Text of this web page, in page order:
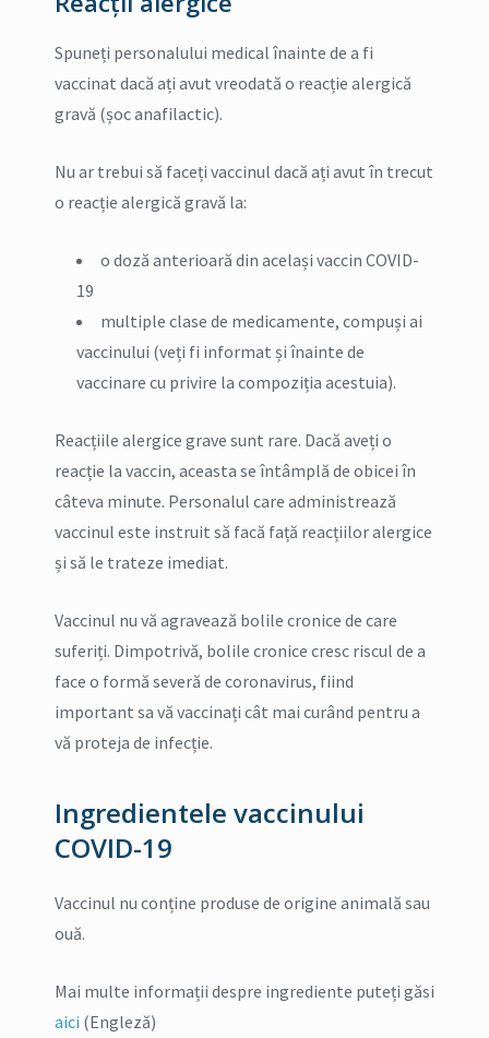
Spuneți personalului medical înainte de a fi
vaccinat dacă ați avut vreodată o reacție alergică
gravă (șoc anafilactic).
Nu ar trebui să faceți vaccinul dacă ați avut în trecut
o reacție alergică gravă la:
o doză anterioară din același vaccin COVID-
19
multiple clase de medicamente, compuși ai
vaccinului (veți fi informat și înainte de
vaccinare cu privire la compoziția acestuia).
Reacțiile alergice grave sunt rare. Dacă aveți o
reacție la vaccin, aceasta se întâmplă de obicei în
câteva minute. Personalul care administrează
vaccinul este instruit să facă față reacțiilor alergice
și să le trateze imediat.
Vaccinul nu vă agravează bolile cronice de care
suferiți. Dimpotrivă, bolile cronice cresc riscul de a
face o formă severă de coronavirus, fiind
important sa vă vaccinați cât mai curând pentru a
vă proteja de infecție.
Ingredientele vaccinului
COVID-19
Vaccinul nu conține produse de origine animală sau
ouă.
Mai multe informații despre ingrediente puteți găsi
aici (Engleză)